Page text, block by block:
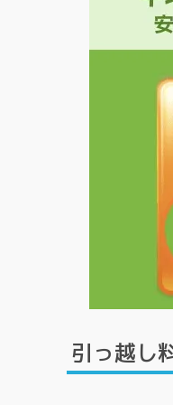
引っ越し